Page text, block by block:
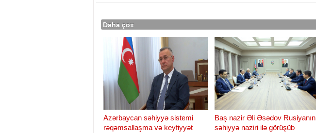
Daha çox
Azərbaycan səhiyyə sistemi
rəqəmsallaşma və keyfiyyət
Baş nazir Əli Əsədov Rusiyanın
səhiyyə naziri ilə görüşüb